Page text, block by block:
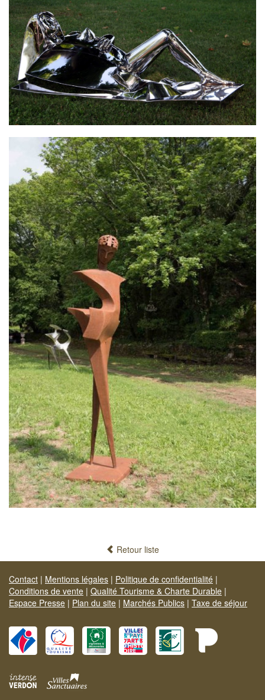
Retour liste
Contact | Mentions légales | Politique de confidentialité |
Conditions de vente | Qualité Tourisme & Charte Durable |
Espace Presse | Plan du site | Marchés Publics | Taxe de séjour